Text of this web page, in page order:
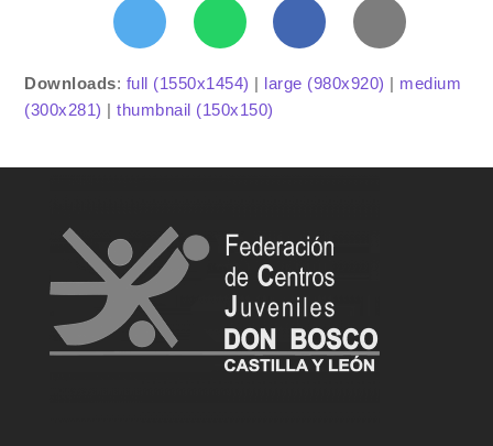
Downloads: full (1550x1454) | large (980x920) | medium
(300x281) |thumbnail (150x150)